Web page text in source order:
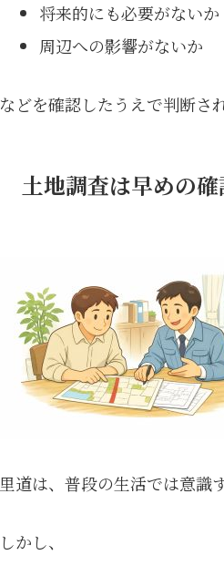
将来的にも必要がないか
周辺への影響がないか
などを確認したうえで判断さ
土地調査は早めの
里道は、普段の生活では意識
しかし、